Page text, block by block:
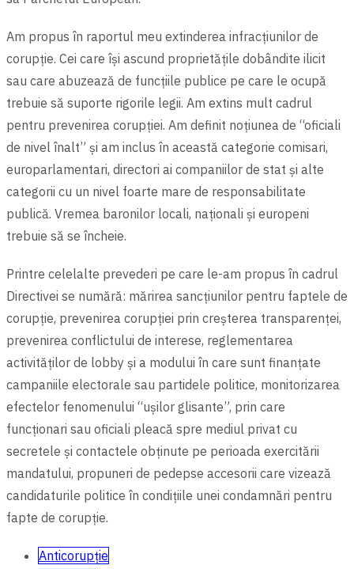
Am propus în raportul meu extinderea infracțiunilor de
corupție. Cei care își ascund proprietățile dobândite ilicit
sau care abuzează de funcțiile publice pe care le ocupă
trebuie să suporte rigorile legii. Am extins mult cadrul
pentru prevenirea corupției. Am definit noțiunea de “oficiali
de nivel înalt” și am inclus în această categorie comisari,
europarlamentari, directori ai companiilor de stat şi alte
categorii cu un nivel foarte mare de responsabilitate
publică. Vremea baronilor locali, naționali şi europeni
trebuie să se încheie.
Printre celelalte prevederi pe care le-am propus în cadrul
Directivei se numără: mărirea sancțiunilor pentru faptele de
corupție, prevenirea corupției prin creșterea transparenței,
prevenirea conflictului de interese, reglementarea
activităților de lobby și a modului în care sunt finanțate
campaniile electorale sau partidele politice, monitorizarea
efectelor fenomenului “ușilor glisante”, prin care
funcționari sau oficiali pleacă spre mediul privat cu
secretele și contactele obținute pe perioada exercitării
mandatului, propuneri de pedepse accesorii care vizează
candidaturile politice în condițiile unei condamnări pentru
fapte de corupție.
Anticorupție